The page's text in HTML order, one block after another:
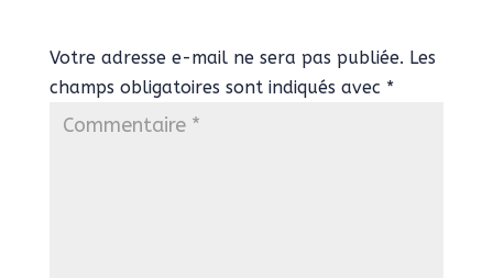
Votre adresse e-mail ne sera pas publiée. Les
champs obligatoires sont indiqués avec *